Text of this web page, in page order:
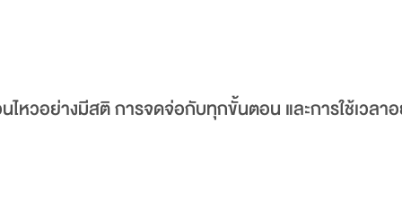
ไหวอย่างมีสติ การจดจ่อกับทุกขั้นตอน และการใช้เวลา